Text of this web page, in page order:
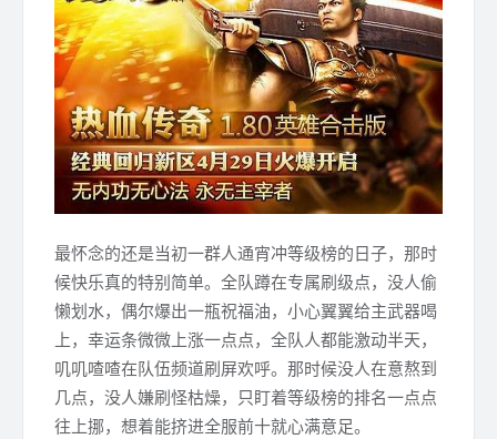
最怀念的还是当初一群人通宵冲等级榜的日子，那时
候快乐真的特别简单。全队蹲在专属刷级点，没人偷
懒划水，偶尔爆出一瓶祝福油，小心翼翼给主武器喝
上，幸运条微微上涨一点点，全队人都能激动半天，
叽叽喳喳在队伍频道刷屏欢呼。那时候没人在意熬到
几点，没人嫌刷怪枯燥，只盯着等级榜的排名一点点
往上挪，想着能挤进全服前十就心满意足。